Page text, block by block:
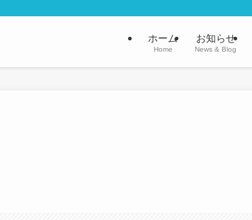
ホーム
Home
お知らせ
News & Blog